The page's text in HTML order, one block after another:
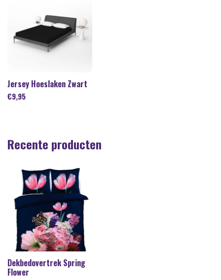
Jersey Hoeslaken Zwart
€9,95
Recente producten
Dekbedovertrek Spring
Flower